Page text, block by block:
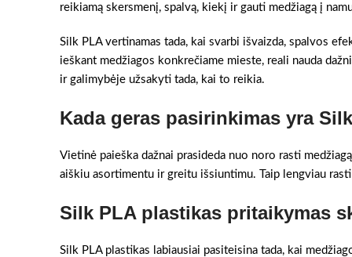
reikiamą skersmenį, spalvą, kiekį ir gauti medžiagą į
Silk PLA vertinamas tada, kai svarbi išvaizda, spalvos
ieškant medžiagos konkrečiame mieste, reali nauda
ir galimybėje užsakyti tada, kai to reikia.
Kada geras pasirinkimas yra
Vietinė paieška dažnai prasideda nuo noro rasti
aiškiu asortimentu ir greitu išsiuntimu. Taip lengviau
Silk PLA plastikas pritaikymas
Silk PLA plastikas labiausiai pasiteisina tada, kai